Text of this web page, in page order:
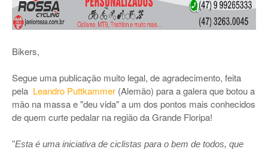
Bikers,
Segue uma publicação muito legal, de agradecimento, feita
pela Leandro Puttkammer (Alemão) para a galera que botou a
mão na massa e "deu vida" a um dos pontos mais conhecidos
de quem curte pedalar na região da Grande Floripa!
"Esta é uma iniciativa de ciclistas para o bem de todos, que